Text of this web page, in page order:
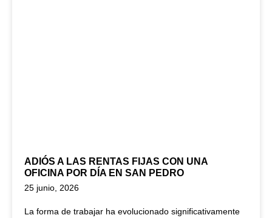
ADIÓS A LAS RENTAS FIJAS CON UNA
OFICINA POR DÍA EN SAN PEDRO
25 junio, 2026
La forma de trabajar ha evolucionado significativamente